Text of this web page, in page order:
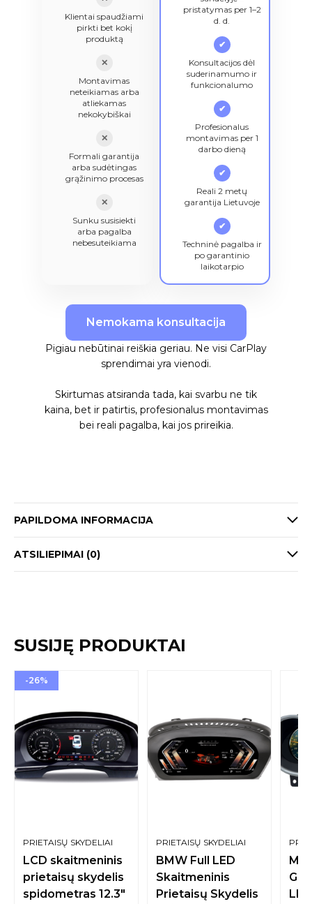
Klientai spaudžiami
pirkti bet kokį
produktą
✕
Montavimas
neteikiamas arba
atliekamas
nekokybiškai
✕
Formali garantija
arba sudėtingas
grąžinimo procesas
✕
Sunku susisiekti
arba pagalba
nebesuteikiama
pristatymas per 1–2
d. d.
✔
Konsultacijos dėl
suderinamumo ir
funkcionalumo
✔
Profesionalus
montavimas per 1
darbo dieną
✔
Reali 2 metų
garantija Lietuvoje
✔
Techninė pagalba ir
po garantinio
laikotarpio
Nemokama konsultacija
Pigiau nebūtinai reiškia geriau. Ne visi CarPlay
sprendimai yra vienodi.
Skirtumas atsiranda tada, kai svarbu ne tik
kaina, bet ir patirtis, profesionalus montavimas
bei reali pagalba, kai jos prireikia.
PAPILDOMA INFORMACIJA
ATSILIEPIMAI (0)
SUSIJĘ PRODUKTAI
-26%
PRIETAISŲ SKYDELIAI
LCD skaitmeninis
prietaisų skydelis
spidometras 12.3″
PRIETAISŲ SKYDELIAI
BMW Full LED
Skaitmeninis
Prietaisų Skydelis
GL